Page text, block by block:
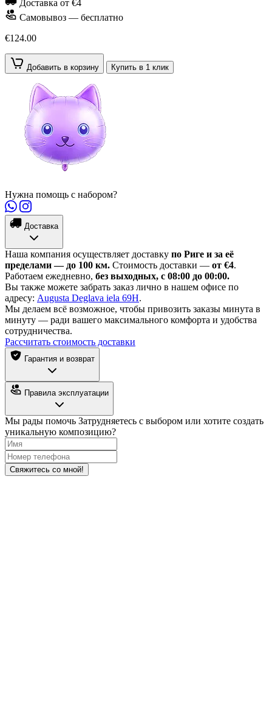
Доставка от €4
Самовывоз — бесплатно
€124.00
Добавить в корзину Купить в 1 клик
Нужна помощь с набором?
Доставка
Наша компания осуществляет доставку по Риге и за её
пределами — до 100 км. Стоимость доставки — от €4.
Работаем ежедневно, без выходных, с 08:00 до 00:00.
Вы также можете забрать заказ лично в нашем офисе по
адресу: Augusta Deglava iela 69H.
Мы делаем всё возможное, чтобы привозить заказы минута в
минуту — ради вашего максимального комфорта и удобства
сотрудничества.
Рассчитать стоимость доставки
Гарантия и возврат
Правила эксплуатации
Мы рады помочь Затрудняетесь с выбором или хотите создать
уникальную композицию?
Свяжитесь со мной!